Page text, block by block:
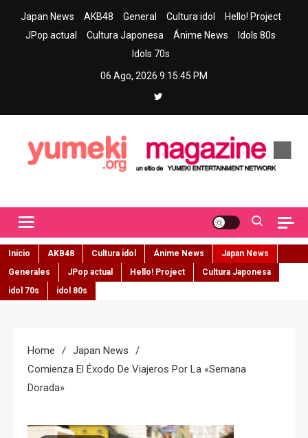
Japan News AKB48 General Cultura idol
Hello! Project
JPop actual
Cultura Japonesa Ánime News
Idols 80s
Idols 70s
06 Ago, 2026 9:15:46 PM
Inicio AKB48 Cultura idol Ánime News
Japan News
Generales
JPop actual Hello! Project
Cultura Japonesa
idol 70s
idol 80s
Home
Japan News
Comienza El Éxodo De Viajeros Por La «Semana
Dorada»